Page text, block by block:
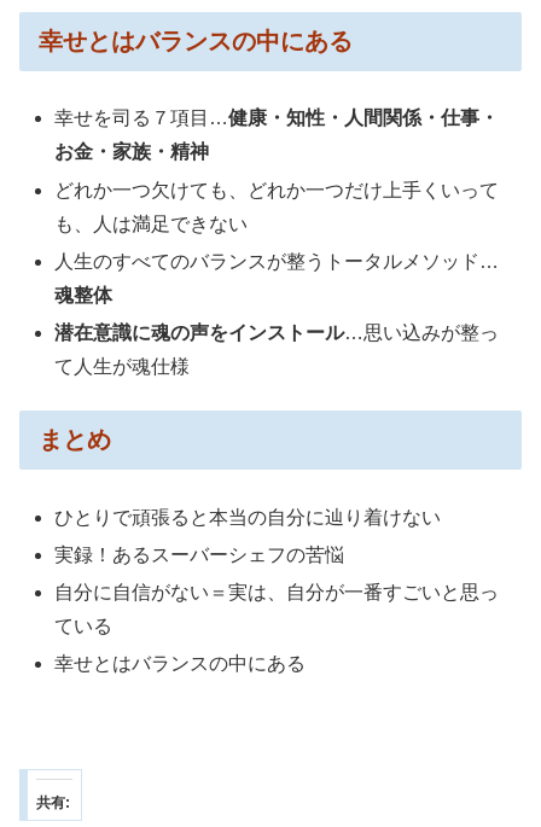
幸せとはバランスの中にある
幸せを司る７項目…健康・知性・人間関係・仕事・
お金・家族・精神
どれか一つ欠けても、どれか一つだけ上手くいって
も、人は満足できない
人生のすべてのバランスが整うトータルメソッド…
魂整体
潜在意識に魂の声をインストール…思い込みが整っ
て人生が魂仕様
まとめ
ひとりで頑張ると本当の自分に辿り着けない
実録！あるスーバーシェフの苦悩
自分に自信がない＝実は、自分が一番すごいと思っ
ている
幸せとはバランスの中にある
共有: